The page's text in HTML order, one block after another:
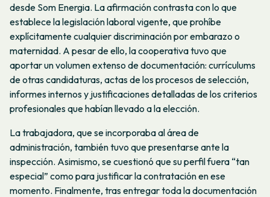
desde Som Energia. La afirmación contrasta con lo que
establece la legislación laboral vigente, que prohíbe
explícitamente cualquier discriminación por embarazo o
maternidad. A pesar de ello, la cooperativa tuvo que
aportar un volumen extenso de documentación: currículums
de otras candidaturas, actas de los procesos de selección,
informes internos y justificaciones detalladas de los criterios
profesionales que habían llevado a la elección.
La trabajadora, que se incorporaba al área de
administración, también tuvo que presentarse ante la
inspección. Asimismo, se cuestionó que su perfil fuera “tan
especial” como para justificar la contratación en ese
momento. Finalmente, tras entregar toda la documentación